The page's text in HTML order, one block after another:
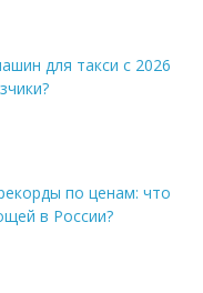
для такси с 2026
по ценам: что
в России?